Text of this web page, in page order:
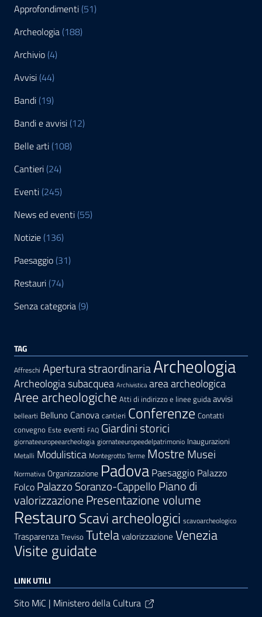
Approfondimenti (51)
Archeologia (188)
Archivio (4)
Avvisi (44)
Bandi (19)
Bandi e avvisi (12)
Belle arti (108)
Cantieri (24)
Eventi (245)
News ed eventi (55)
Notizie (136)
Paesaggio (31)
Restauri (74)
Senza categoria (9)
TAG
Affreschi Apertura straordinariaArcheologia
Archeologia subacquea Archivistica area archeologica
Aree archeologiche Atti di indirizzo e linee guida avvisi
bellearti Belluno Canova cantieri Conferenze Contatti
convegno Este eventi FAQ Giardini storici
giornateeuropeearcheologia giornateeuropeedelpatrimonio Inaugurazioni
Metalli Modulistica Montegrotto Terme Mostre Musei
Normativa Organizzazione PadovaPaesaggio Palazzo
Folco Palazzo Soranzo-Cappello Piano di
valorizzazionePresentazione volume
RestauroScavi archeologici scavoarcheologico
Trasparenza Treviso Tutelavalorizzazione Venezia
Visite guidate
LINK UTILI
Sito MiC | Ministero della Cultura